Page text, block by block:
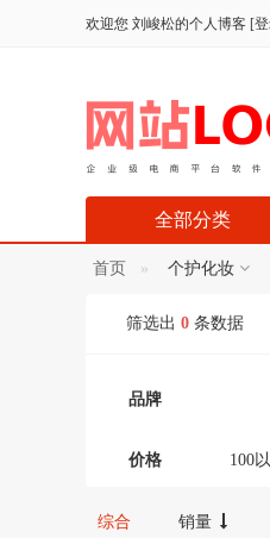
欢迎您 刘峻松的个人博客 [
全部分类
首页 个护化妆
筛选出 0 条数据
品牌
价格 100
综合 销量